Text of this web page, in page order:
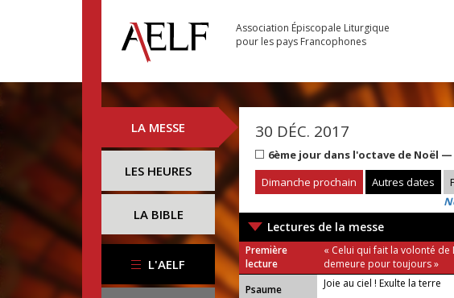
Association Épiscopale Liturgique
pour les pays Francophones
LA MESSE
LES HEURES
LA BIBLE
L'AELF
30 DÉC. 2017
6ème jour dans l'octave de Noël —
Dimanche prochain
Autres dates
Lectures de la messe
Première
lecture
« Celui qui fait la volonté de
demeure pour toujours »
Psaume Joie au ciel ! Exulte la terre